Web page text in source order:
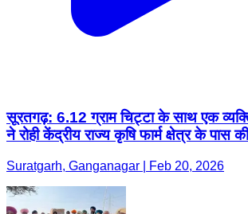
सूरतगढ़: 6.12 ग्राम चिट्टा के साथ एक
ने रोही केंद्रीय राज्य कृषि फार्म क्षेत्र के पास की
Suratgarh, Ganganagar | Feb 20, 2026